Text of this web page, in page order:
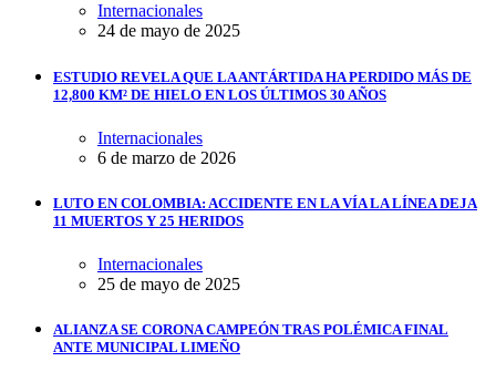
Internacionales
24 de mayo de 2025
ESTUDIO REVELA QUE LA ANTÁRTIDA HA PERDIDO MÁS DE
12,800 KM² DE HIELO EN LOS ÚLTIMOS 30 AÑOS
Internacionales
6 de marzo de 2026
LUTO EN COLOMBIA: ACCIDENTE EN LA VÍA LA LÍNEA DEJA
11 MUERTOS Y 25 HERIDOS
Internacionales
25 de mayo de 2025
ALIANZA SE CORONA CAMPEÓN TRAS POLÉMICA FINAL
ANTE MUNICIPAL LIMEÑO